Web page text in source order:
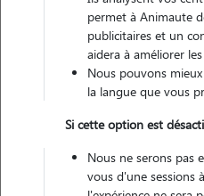
Petsitter
Ce pet sitter n'existe pas/plus
renouveler votre recherche.
permet à Animaute
publicitaires et un
aidera à améliorer
Nous pouvons
la langue que vous
Si cette option est
Nous ne serons pas
vous d'une sessions